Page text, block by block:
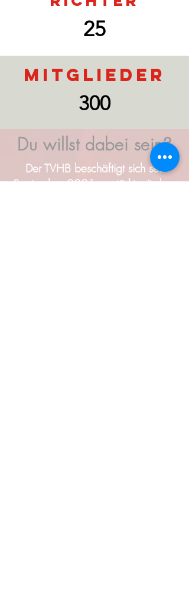
25
Mitglieder
300
Du willst dabei sein?
Der TVHB beschäftigt sich seit
September 2021 verstärkt mit dem